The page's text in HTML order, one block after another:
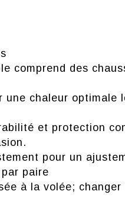
comprend des
chaleur optimale
et protection
pour un
paire
à la volée;